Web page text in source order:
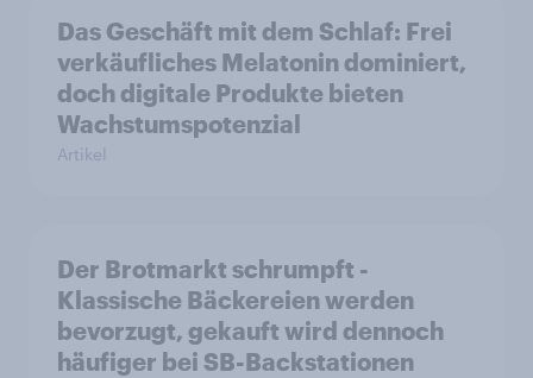
Das Geschäft mit dem Schlaf: Frei
verkäufliches Melatonin dominiert,
doch digitale Produkte bieten
Wachstumspotenzial
Artikel
Der Brotmarkt schrumpft -
Klassische Bäckereien werden
bevorzugt, gekauft wird dennoch
häufiger bei SB-Backstationen